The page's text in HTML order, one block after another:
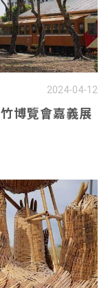
2024-04-12
博覽會嘉義展